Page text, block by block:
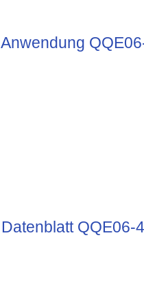
Anwendung
Datenblatt QQE06-